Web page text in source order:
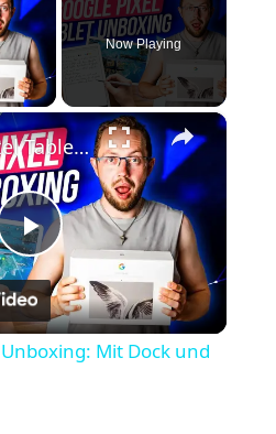
Video
Now Playing
×
P
l
Google Pixel Tablet Unboxing: Mit Dock und Stift | Deutsch
Mit Dock und